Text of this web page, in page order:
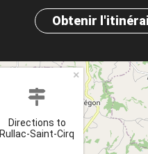
Obtenir
Directions to
Rullac-Saint-Cirq
×